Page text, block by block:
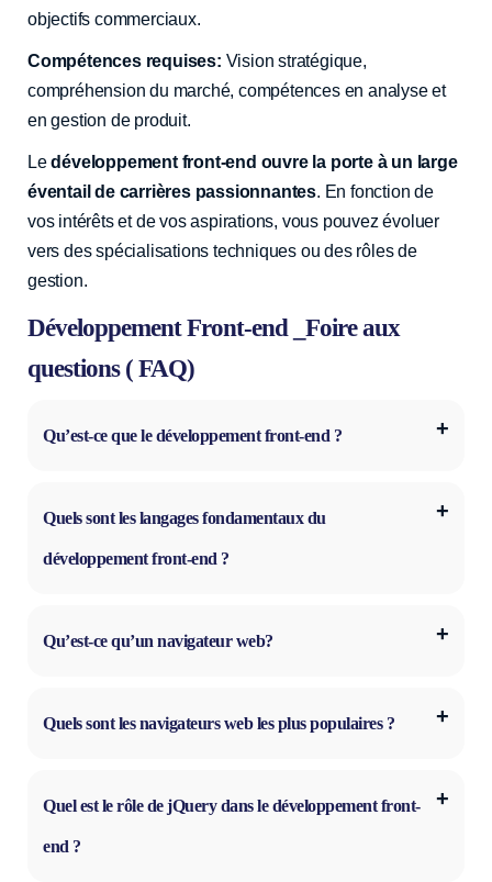
objectifs commerciaux.
Compétences requises: Vision stratégique,
compréhension du marché, compétences en analyse et
en gestion de produit.
Ledéveloppement front-end ouvre la porte à un large
éventail de carrières passionnantes. En fonction de
vos intérêts et de vos aspirations, vous pouvez évoluer
vers des spécialisations techniques ou des rôles de
gestion.
Développement Front-end _Foire aux
questions ( FAQ)
Qu’est-ce que le développement front-end ?
Quels sont les langages fondamentaux du
développement front-end ?
Qu’est-ce qu’un navigateur web?
Quels sont les navigateurs web les plus populaires ?
Quel est le rôle de jQuery dans le développement front-
end ?